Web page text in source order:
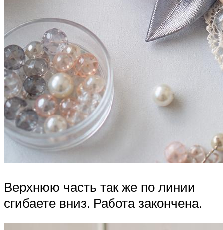
Верхнюю часть так же по линии
сгибаете вниз. Работа закончена.